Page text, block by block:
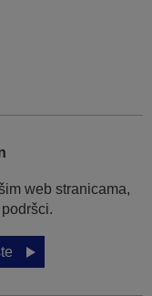
web stranicama,